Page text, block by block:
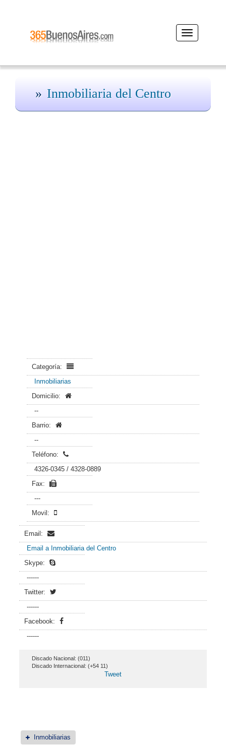
Desplegar
navegación
Inmobiliaria del Centro
Categoría:
Inmobiliarias
Domicilio:
--
Barrio:
--
Teléfono:
4326-0345 / 4328-0889
Fax:
---
Movil:
Email:
Email a Inmobiliaria del Centro
Skype:
------
Twitter:
------
Facebook:
------
Discado Nacional: (011)
Discado Internacional: (+54 11)
Tweet
Inmobiliarias